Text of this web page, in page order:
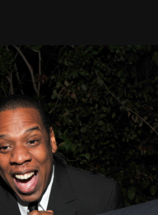
Taylor Swift officieel getrouwd met Travis
Kelce
1 month ago